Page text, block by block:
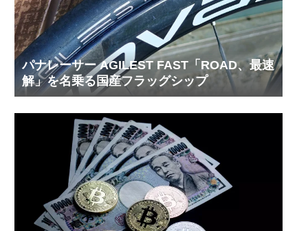
パナレーサー AGILEST FAST「ROAD、最速
解」を名乗る国産フラッグシップ